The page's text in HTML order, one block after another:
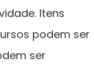
Itens
podem ser
ser